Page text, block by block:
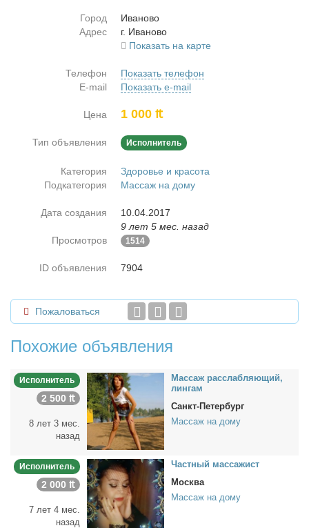
Город
Ива­но­во
Адрес
г. Ива­но­во
Показать на карте
Телефон
Показать телефон
E-mail
Показать e-mail
Цена 1 000 ₶
Тип объявления Исполнитель
Категория
Здоровье и красота
Подкатегория
Массаж на дому
Дата создания
10.04.2017
9 лет 5 мес. назад
Просмотров
1514
ID объявления 7904
Пожаловаться
Похожие объявления
Исполнитель
2 500 ₶
8 лет 3 мес.
назад
Мас­саж рас­слаб­ля­ю­щий,
лин­гам
Санкт-Петербург
Массаж на дому
Исполнитель
2 000 ₶
7 лет 4 мес.
назад
Част­ный мас­са­жист
Москва
Массаж на дому